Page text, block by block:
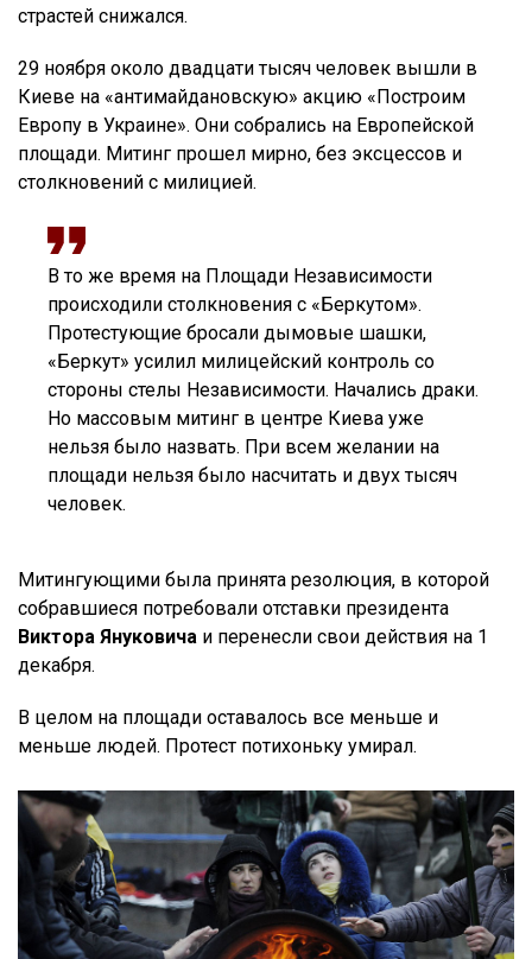
страстей снижался.
29 ноября около двадцати тысяч человек вышли в
Киеве на «антимайдановскую» акцию «Построим
Европу в Украине». Они собрались на Европейской
площади. Митинг прошел мирно, без эксцессов и
столкновений с милицией.
В то же время на Площади Независимости
происходили столкновения с «Беркутом».
Протестующие бросали дымовые шашки,
«Беркут» усилил милицейский контроль со
стороны стелы Независимости. Начались драки.
Но массовым митинг в центре Киева уже
нельзя было назвать. При всем желании на
площади нельзя было насчитать и двух тысяч
человек.
Митингующими была принята резолюция, в которой
собравшиеся потребовали отставки президента
Виктора Януковича и перенесли свои действия на 1
декабря.
В целом на площади оставалось все меньше и
меньше людей. Протест потихоньку умирал.